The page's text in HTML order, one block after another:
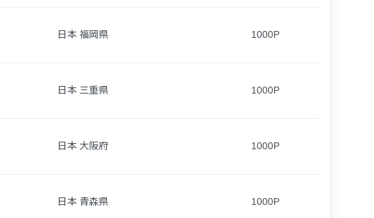
日本 福岡県 1000P
日本 三重県 1000P
日本 大阪府 1000P
日本 青森県 1000P